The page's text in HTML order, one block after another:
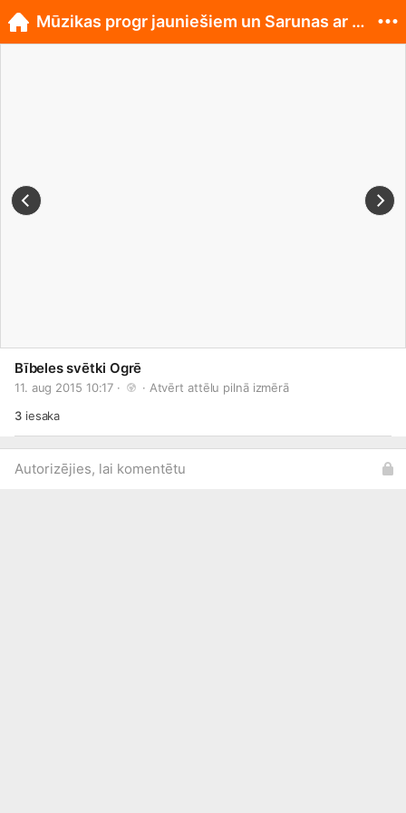
Bībeles svētki Ogrē
11. aug 2015 10:17 · · Atvērt attēlu pilnā izmērā
3iesaka
Autorizējies, lai komentētu
Mūzikas progr jauniešiem un Sarunas ar mācītājiem